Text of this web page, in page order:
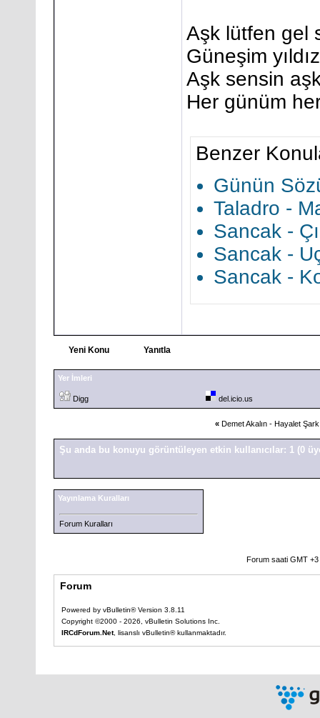
Aşk lütfen gel
Güneşim
Aşk sensin
Her günüm
Benzer
Günün
Taladro -
Sancak -
Sancak -
Sancak -
Yeni Konu Yanıtla
Yer İmleri
Digg del.icio.us
« Demet Akalın - Hayalet
Şu anda bu konuyu görüntüleyen etkin kullanıcılar: 1 (0
Yayınlama Kuralları
Forum Kuralları
Forum saati GMT
Forum
Powered by vBulletin® Version 3.8.11
Copyright ©2000 - 2026, vBulletin Solutions Inc.
IRCdForum.Net, lisanslı vBulletin® kullanmaktadır.